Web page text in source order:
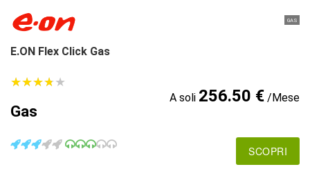
GAS
E.ON Flex Click Gas
★★★★★
★★★★★
Gas
A soli 256.50 €/Mese
SCOPRI